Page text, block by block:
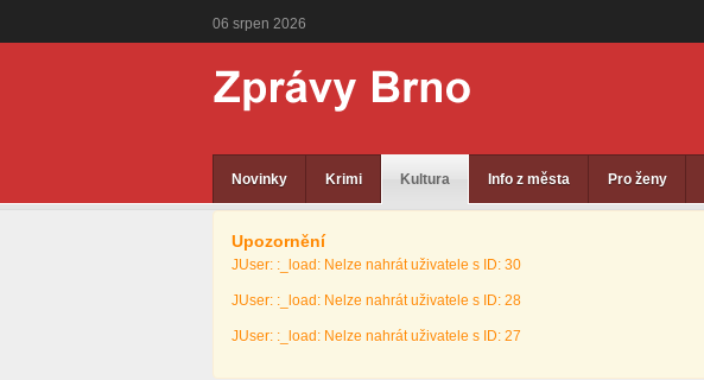
06 srpen 2026
Novinky Krimi Kultura Info z města Pro ženy
Upozornění
JUser: :_load: Nelze nahrát uživatele s ID: 30
JUser: :_load: Nelze nahrát uživatele s ID: 28
JUser: :_load: Nelze nahrát uživatele s ID: 27